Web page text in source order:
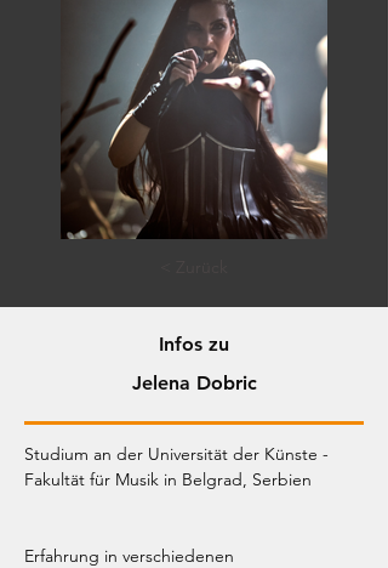
Infos zu
Jelena Dobric
Studium an der Universität der Künste -
Fakultät für Musik in Belgrad, Serbien
Erfahrung in verschiedenen